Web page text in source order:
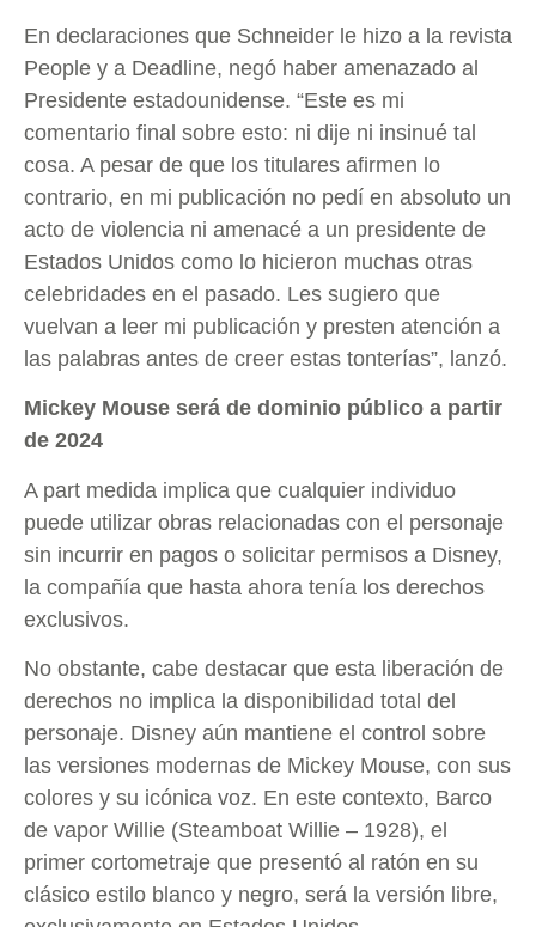
En declaraciones que Schneider le hizo a la revista
People y a Deadline, negó haber amenazado al
Presidente estadounidense. “Este es mi
comentario final sobre esto: ni dije ni insinué tal
cosa. A pesar de que los titulares afirmen lo
contrario, en mi publicación no pedí en absoluto un
acto de violencia ni amenacé a un presidente de
Estados Unidos como lo hicieron muchas otras
celebridades en el pasado. Les sugiero que
vuelvan a leer mi publicación y presten atención a
las palabras antes de creer estas tonterías”, lanzó.
Mickey Mouse será de dominio público a partir
de 2024
A part medida implica que cualquier individuo
puede utilizar obras relacionadas con el personaje
sin incurrir en pagos o solicitar permisos a Disney,
la compañía que hasta ahora tenía los derechos
exclusivos.
No obstante, cabe destacar que esta liberación de
derechos no implica la disponibilidad total del
personaje. Disney aún mantiene el control sobre
las versiones modernas de Mickey Mouse, con sus
colores y su icónica voz. En este contexto, Barco
de vapor Willie (Steamboat Willie – 1928), el
primer cortometraje que presentó al ratón en su
clásico estilo blanco y negro, será la versión libre,